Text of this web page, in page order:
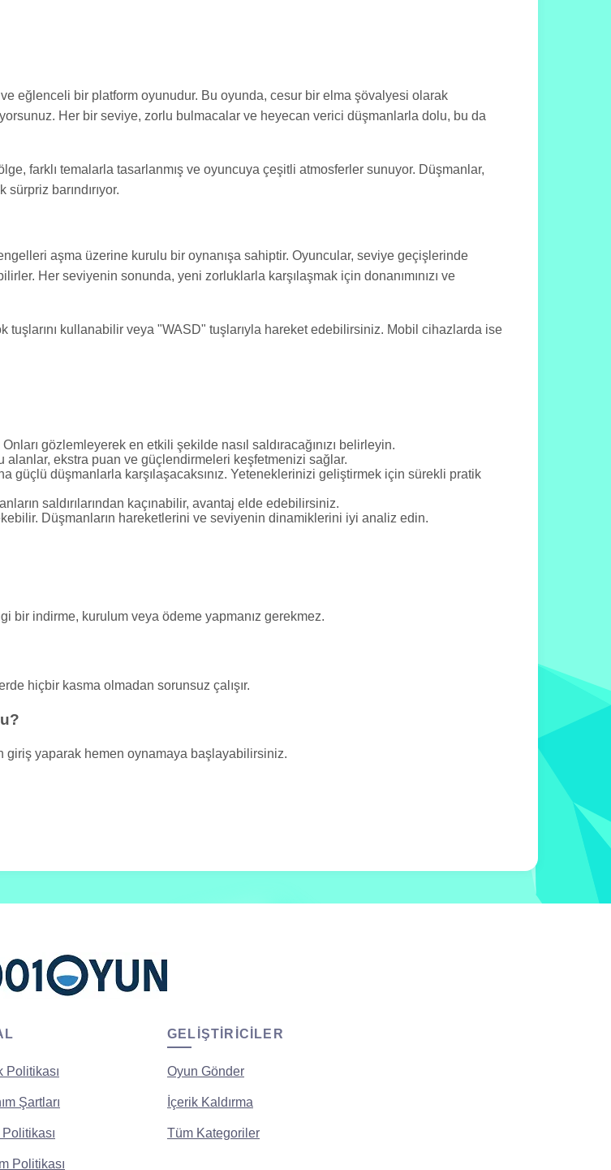
eğlenceli bir platform oyunudur. Bu oyunda, cesur bir elma şövalyesi olarak
Her bir seviye, zorlu bulmacalar ve heyecan verici düşmanlarla dolu, bu da
farklı temalarla tasarlanmış ve oyuncuya çeşitli atmosferler sunuyor. Düşmanlar,
barındırıyor.
aşma üzerine kurulu bir oynanışa sahiptir. Oyuncular, seviye geçişlerinde
Her seviyenin sonunda, yeni zorluklarla karşılaşmak için donanımınızı ve
kullanabilir veya "WASD" tuşlarıyla hareket edebilirsiniz. Mobil cihazlarda ise
Onları gözlemleyerek en etkili şekilde nasıl saldıracağınızı belirleyin.
alanlar, ekstra puan ve güçlendirmeleri keşfetmenizi sağlar.
güçlü düşmanlarla karşılaşacaksınız. Yeteneklerinizi geliştirmek için sürekli pratik
saldırılarından kaçınabilir, avantaj elde edebilirsiniz.
Düşmanların hareketlerini ve seviyenin dinamiklerini iyi analiz edin.
bir indirme, kurulum veya ödeme yapmanız gerekmez.
hiçbir kasma olmadan sorunsuz çalışır.
giriş yaparak hemen oynamaya başlayabilirsiniz.
Politikası
Şartları
Politikası
GELIŞTIRICILER
Oyun Gönder
İçerik Kaldırma
Tüm Kategoriler